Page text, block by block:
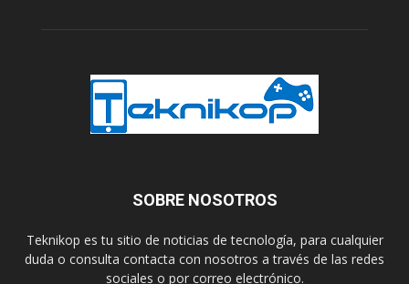
SOBRE NOSOTROS
Teknikop es tu sitio de noticias de tecnología, para cualquier
duda o consulta contacta con nosotros a través de las redes
sociales o por correo electrónico.